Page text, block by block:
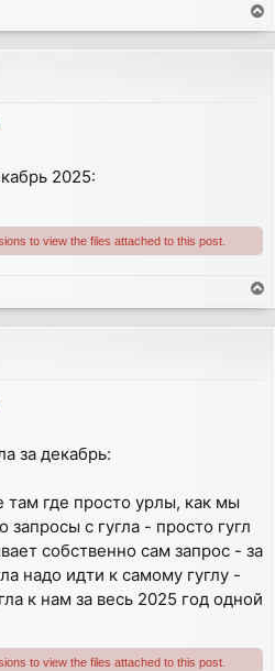
o
p
2025:
to view the files attached to this post.
o
p
за декабрь:
где просто урлы, как мы
с гугла - просто гугл
собственно сам запрос - за
надо идти к самому гуглу -
к нам за весь 2025 год одной
to view the files attached to this post.